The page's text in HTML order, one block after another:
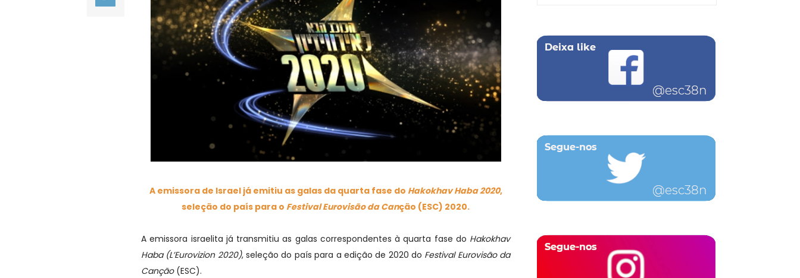
A emissora de Israel já emitiu as galas da quarta fase do Hakokhav Haba 2020,
seleção do país para o Festival Eurovisão da Canção (ESC) 2020.
A emissora israelita já transmitiu as galas correspondentes à quarta fase do Hakokhav
Haba (L’Eurovizion 2020), seleção do país para a edição de 2020 do Festival Eurovisão da
Canção(ESC).